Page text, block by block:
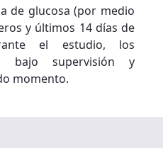
de glucosa (por medio
y últimos 14 días de
el estudio, los
bajo supervisión y
momento.